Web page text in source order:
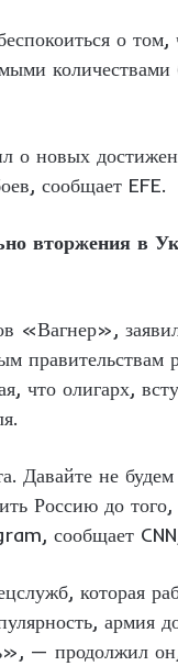
о
новых
сообщает EFE.
вторжения
«Вагнер»,
что олигарх,
не будем
Россию до
сообщает
которая
армия
— продолжил